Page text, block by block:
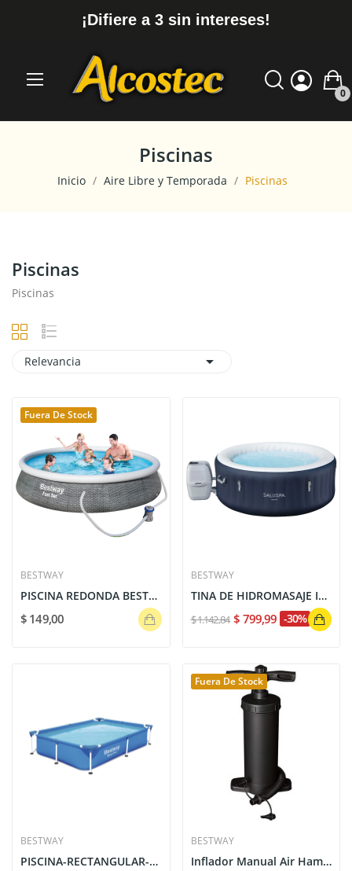
¡Difiere a 3 sin intereses!
0
Piscinas
Inicio Aire Libre y Temporada Piscinas
Piscinas
Piscinas
Relevancia 
Fuera De Stock
BESTWAY
PISCINA REDONDA BESTWAY FAST SET 57375
$ 149,00
BESTWAY
TINA DE HIDROMASAJE INFLABLE MIAMI SALUSPA PARA...
$ 1.142,84 $ 799,99 -30%
BESTWAY
PISCINA-RECTANGULAR-BESTWAY-56401-221X150X43CM-...
Fuera De Stock
BESTWAY
Inflador Manual Air Hammer Inflation Pump 37 cm...